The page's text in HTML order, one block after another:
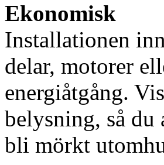
Ekonomisk
Installationen
delar, motorer
energiåtgång.
belysning, så
bli mörkt